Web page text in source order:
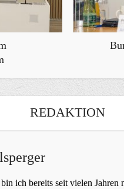
REDAKTION
ich bereits seit vielen Jahren